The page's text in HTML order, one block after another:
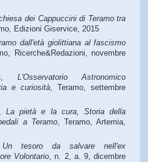
dei Cappuccini di Teramo tra
Edizioni Giservice, 2015
dall'età giolittiana al fascismo
Ricerche&Redazioni, novembre
L'Osservatorio Astronomico
e curiosità, Teramo, settembre
La pietà e la cura, Storia della
a Teramo, Teramo, Artemia,
Un tesoro da salvare nell'ex
Volontario, n. 2, a. 9, dicembre